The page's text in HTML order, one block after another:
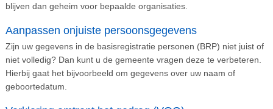
blijven dan geheim voor bepaalde organisaties.
Aanpassen onjuiste persoonsgegevens
Zijn uw gegevens in de basisregistratie personen (BRP) niet juist of
niet volledig? Dan kunt u de gemeente vragen deze te verbeteren.
Hierbij gaat het bijvoorbeeld om gegevens over uw naam of
geboortedatum.